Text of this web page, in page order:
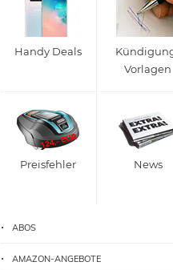
Handy Deals
Vorlagen
Preisfehler News
ABOS
AMAZON-ANGEBOTE